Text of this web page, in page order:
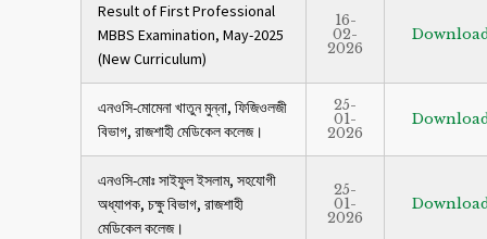
Result of First Professional
MBBS Examination, May-2025
(New Curriculum)
16-
02-
2026
এনওসি-মোমেনা খাতুন মুন্না, ফিজিওলজী
বিভাগ, রাজশাহী মেডিকেল কলেজ।
25-
01-
2026
এনওসি-মোঃ সাইফুল ইসলাম, সহযোগী
অধ্যাপক, চক্ষু বিভাগ, রাজশাহী
মেডিকেল কলেজ।
25-
01-
2026